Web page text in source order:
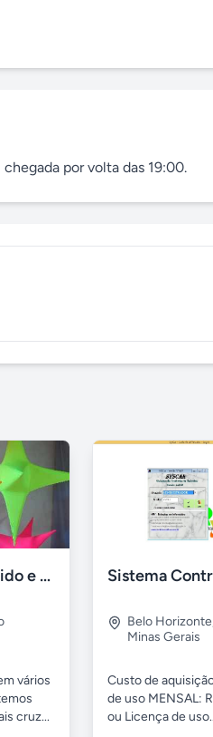
por volta das 19:00.
Estrela em Tecido e fitas Metálicas p/ Decoração
vários
cruz...
Belo Horizonte
Minas Gerais
Custo de
de uso MENSAL:
ou Licença de